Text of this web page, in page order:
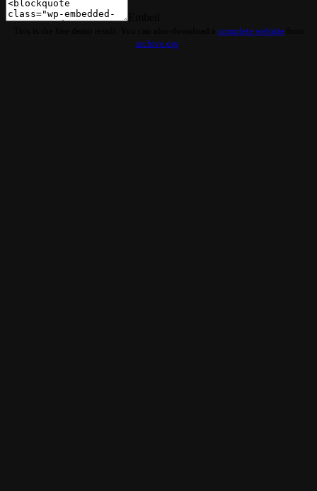
complete websitefrom
archive.org